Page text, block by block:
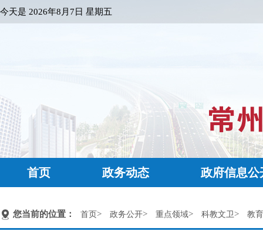
今天是 2026年8月7日 星期五
首页 政务动态 政府信息公
您当前的位置： 首页> 政务公开> 重点领域> 科教文卫> 教